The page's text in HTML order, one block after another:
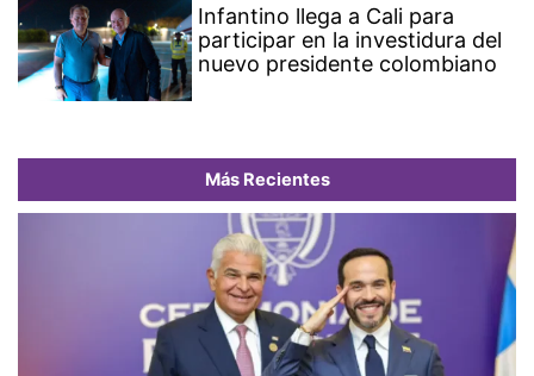
Infantino llega a Cali para
participar en la investidura del
nuevo presidente colombiano
Más Recientes